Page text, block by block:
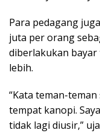
Para pedagang
juta per orang
diberlakukan bayar
lebih.
“Kata teman-
tempat kanopi.
tidak lagi diusir,”